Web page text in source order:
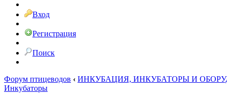
Вход
Регистрация
Поиск
Форум птицеводов ‹ ИНКУБАЦИЯ, ИНКУБАТОРЫ И
Инкубаторы